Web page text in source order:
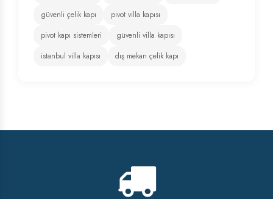
güvenli çelik kapı
pivot villa kapısı
pivot kapı sistemleri
güvenli villa kapısı
istanbul villa kapısı
dış mekan çelik kapı